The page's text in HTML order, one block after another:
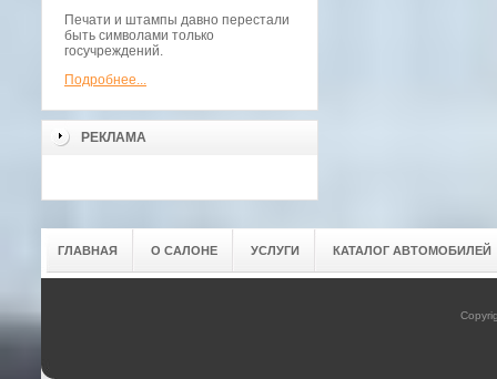
Печати и штампы давно перестали
быть символами только
госучреждений.
Подробнее...
РЕКЛАМА
ГЛАВНАЯ О САЛОНЕ УСЛУГИ КАТАЛОГ АВТОМОБИЛЕЙ